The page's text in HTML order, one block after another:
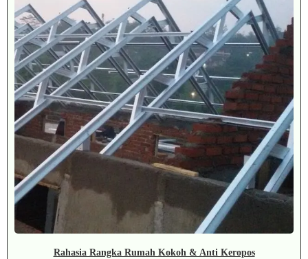
Rahasia Rangka Rumah Kokoh & Anti Keropos